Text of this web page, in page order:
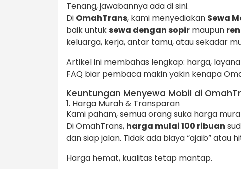
Tenang, jawabannya ada di sini.
Di OmahTrans, kami menyediakan Sewa
baik untuksewa dengan sopir maupun
keluarga, kerja, antar tamu, atau sekadar
Artikel ini membahas lengkap: harga,
FAQ biar pembaca makin yakin kenapa
Keuntungan Menyewa Mobil di
1. Harga Murah & Transparan
Kami paham, semua orang suka harga
Di OmahTrans, harga mulai 100 ribuan
dan siap jalan. Tidak ada biaya “ajaib” atau
Harga hemat, kualitas tetap mantap.